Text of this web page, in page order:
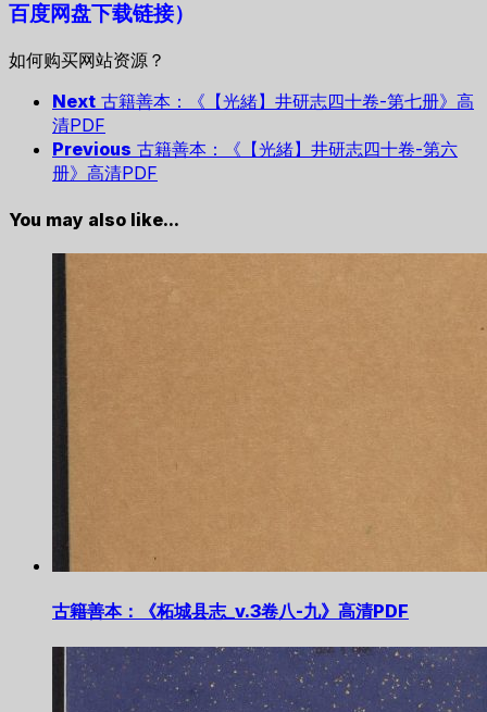
百度网盘下载链接）
如何购买网站资源？
Next 古籍善本：《【光緒】井研志四十卷-第七册》高
清PDF
Previous 古籍善本：《【光緒】井研志四十卷-第六
册》高清PDF
You may also like...
古籍善本：《柘城县志_v.3卷八-九》高清PDF